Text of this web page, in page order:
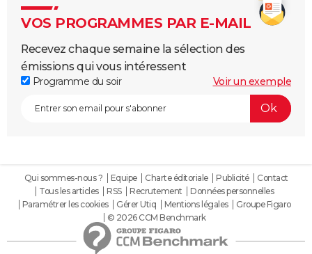
VOS PROGRAMMES PAR E-MAIL
Recevez chaque semaine la sélection des
émissions qui vous intéressent
Programme du soir Voir un exemple
Qui sommes-nous ? Equipe Charte éditoriale Publicité
Contact
Tous les articles
RSS Recrutement
Données personnelles
Paramétrer les cookies
Gérer Utiq Mentions légales
Groupe Figaro
© 2026 CCM Benchmark